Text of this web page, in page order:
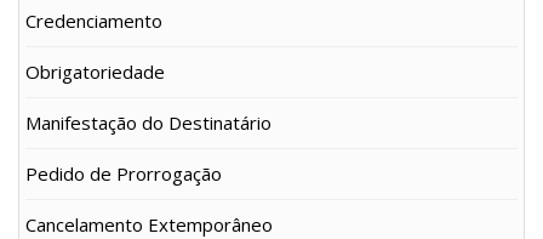
Credenciamento
Obrigatoriedade
Manifestação do Destinatário
Pedido de Prorrogação
Cancelamento Extemporâneo